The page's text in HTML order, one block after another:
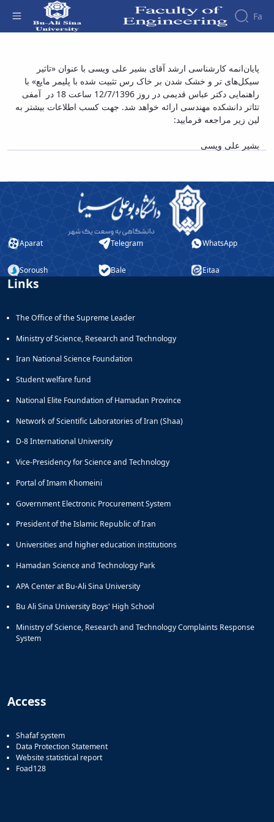
Fa
About
the
Faculty
History
the
Faculty
Deputy
for
Educational
Dean
for
Research
Deputy
Dean
Postgraduate
Journals
Journal
Production
Analysis
Faculity
Members
پایان‌انمه کارشناسی ارشد آقای بشیر علی ویسی
با عنوان «تاثیر سیکل‌های تر و خشک شدن بر
خاک رس تثبیت شده با پلیمر مایع» - دانشکده
فنی و مهندسی
پایان‌انمه کارشناسی ارشد آقای بشیر علی ویسی با عنوان «تاثیر
سیکل‌های تر و خشک شدن بر خاک رس تثبیت شده با پلیمر مایع» با
راهنمایی دکتر عباس قدیمی در روز 12/7/1396 ساعت 18 در آمفی
تئاتر دانشکده مهندسی ارائه خواهد شد. جهت کسب اطلاعات بیشتر به
لین زیر مراجعه فرمایید:
بشیر علی ویسی
Aparat Telegram WhatsApp
Soroush Bale Eitaa
Links
The Office of the Supreme Leader
Ministry of Science, Research and Technology
Iran National Science Foundation
Student welfare fund
National Elite Foundation of Hamadan Province
Network of Scientific Laboratories of Iran (Shaa)
D-8 International University
Vice-Presidency for Science and Technology
Portal of Imam Khomeini
Government Electronic Procurement System
President of the Islamic Republic of Iran
Universities and higher education institutions
Hamadan Science and Technology Park
APA Center at Bu-Ali Sina University
Bu Ali Sina University Boys' High School
Ministry of Science, Research and Technology Complaints Response
System
Access
Shafaf system
Data Protection Statement
Website statistical report
Foad128